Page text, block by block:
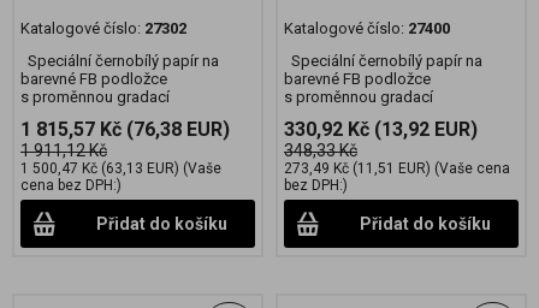
Katalogové číslo: 27302
Speciální černobílý papír na
barevné FB podložce
s proměnnou gradací
1 815,57 Kč (76,38 EUR)
1 911,12 Kč
1 500,47 Kč (63,13 EUR) (Vaše
cena bez DPH:)
Přidat do košíku
Katalogové číslo: 27400
Speciální černobílý papír na
barevné FB podložce
s proměnnou gradací
330,92 Kč (13,92 EUR)
348,33 Kč
273,49 Kč (11,51 EUR) (Vaše cena
bez DPH:)
Přidat do košíku